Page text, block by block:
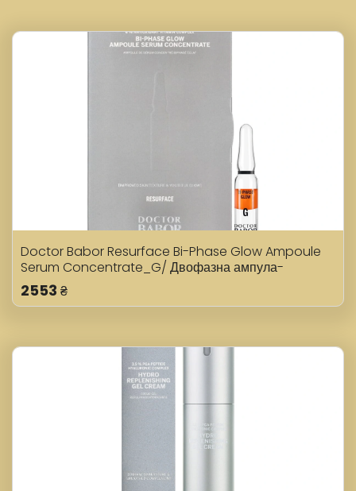
Doctor Babor Resurface Bi-Phase Glow Ampoule
Serum Concentrate_G/ Двофазна ампула-
сироватка G "Сяйво шкіри" 7*2 мл
2553 ₴